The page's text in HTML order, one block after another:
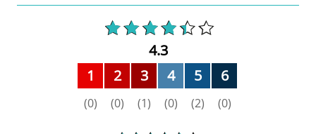
4.3
1
(0)
2
(0)
3
(1)
4
(0)
5
(2)
6
(0)